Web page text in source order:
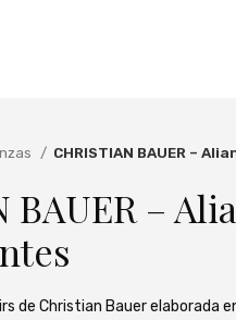
CHRISTIAN BAUER –
BAUER –
de Christian Bauer elaborada